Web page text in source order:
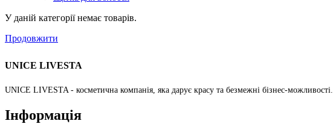
У даній категорії немає товарів.
Продовжити
UNICE LIVESTA
UNICE LIVESTA - косметична компанія, яка дарує красу та безмежні бізнес-можливості.
Інформація